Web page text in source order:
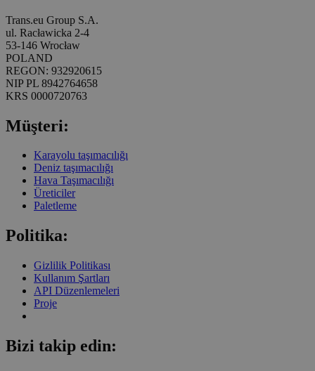
Trans.eu Group S.A.
ul. Racławicka 2-4
53-146 Wrocław
POLAND
REGON: 932920615
NIP PL 8942764658
KRS 0000720763
Müşteri:
Karayolu taşımacılığı
Deniz taşımacılığı
Hava Taşımacılığı
Üreticiler
Paletleme
Politika:
Gizlilik Politikası
Kullanım Şartları
API Düzenlemeleri
Proje
Bizi takip edin: